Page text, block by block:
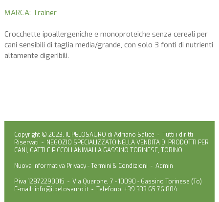
MARCA: Trainer
Crocchette ipoallergeniche e monoproteiche senza cereali per
cani sensibili di taglia media/grande, con solo 3 fonti di nutrienti
altamente digeribili.
Copyright © 2023, IL PELOSAURO di Adriano Salice - Tutti i diritti
Riservati - NEGOZIO SPECIALIZZATO NELLA VENDITA DI PRODOTTI PER
CANI, GATTI E PICCOLI ANIMALI A GASSINO TORINESE, TORINO.
Nuova Informativa Privacy-Termini & Condizioni - Admin
P.iva 12872290015 - Via Quarone, 7 - 10090 - Gassino Torinese (To)
E-mail: info@ilpelosauro.it- Telefono: +39.333.65.76.804